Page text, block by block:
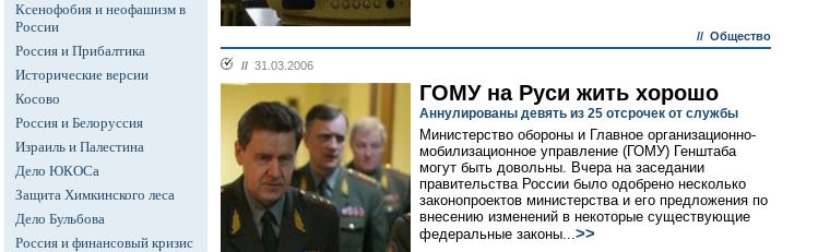
Ксенофобия и неофашизм в
России
Россия и Прибалтика
Исторические версии
Косово
Россия и Белоруссия
Израиль и Палестина
Дело ЮКОСа
Защита Химкинского леса
Дело Бульбова
Россия и финансовый кризис
// Общество
// 31.03.2006
ГОМУ на Руси жить хорошо
Аннулированы девять из 25 отсрочек от службы
Министерство обороны и Главное организационно-
мобилизационное управление (ГОМУ) Генштаба
могут быть довольны. Вчера на заседании
правительства России было одобрено несколько
законопроектов министерства и его предложения по
внесению изменений в некоторые существующие
федеральные законы...>>